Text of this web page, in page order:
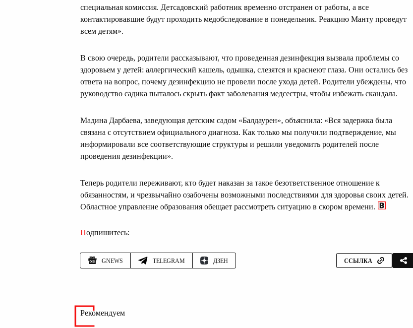
специальная комиссия. Детсадовский работник временно отстранен от работы, а все
контактировавшие будут проходить медобследование в понедельник. Реакцию Манту проведут
всем детям».
В свою очередь, родители рассказывают, что проведенная дезинфекция вызвала проблемы со
здоровьем у детей: аллергический кашель, одышка, слезятся и краснеют глаза. Они остались без
ответа на вопрос, почему дезинфекцию не провели после ухода детей. Родители убеждены, что
руководство садика пыталось скрыть факт заболевания медсестры, чтобы избежать скандала.
Мадина Дарбаева, заведующая детским садом «Балдаурен», объяснила: «Вся задержка была
связана с отсутствием официального диагноза. Как только мы получили подтверждение, мы
информировали все соответствующие структуры и решили уведомить родителей после
проведения дезинфекции».
Теперь родители переживают, кто будет наказан за такое безответственное отношение к
обязанностям, и чрезвычайно озабочены возможными последствиями для здоровья своих детей.
Областное управление образования обещает рассмотреть ситуацию в скором времени.
Подпишитесь:
GNEWS TELEGRAM ДЗЕН ССЫЛКА
Рекомендуем